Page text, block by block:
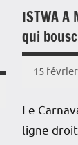
ISTWA A
qui
15
Le
ligne